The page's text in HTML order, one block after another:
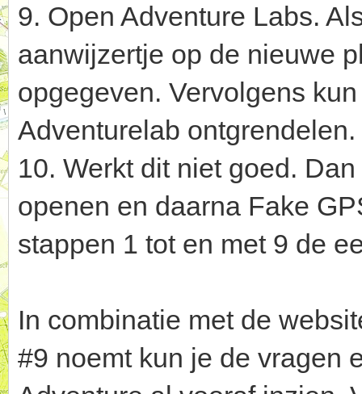
9. Open Adventure Labs.
aanwijzertje op de nieuwe
opgegeven. Vervolgens
Adventurelab ontgrendelen.
10. Werkt dit niet goed.
openen en daarna Fake
stappen 1 tot en met 9 de
In combinatie met de
#9 noemt kun je de vragen